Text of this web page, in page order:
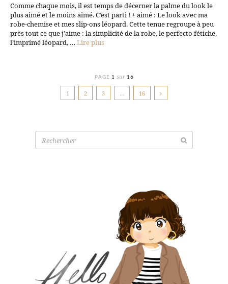
Comme chaque mois, il est temps de décerner la palme du look le
plus aimé et le moins aimé. C’est parti ! + aimé : Le look avec ma
robe-chemise et mes slip-ons léopard. Cette tenue regroupe à peu
près tout ce que j’aime : la simplicité de la robe, le perfecto fétiche,
l’imprimé léopard, … Lire plus
PAGE 1 sur 16
1 2 3 … 16
Recherche
pour: